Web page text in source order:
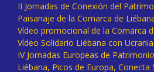
II Jornadas de Conexión del
Paisanaje de la Comarca de
Vídeo promocional de la Comarca
Vídeo Solidario Liébana con
IV Jornadas Europeas de
Liébana, Picos de Europa, Conecta